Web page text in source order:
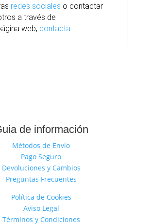
redes sociales o contactar
a través de
web, contacta.
de información
Métodos de Envío
Pago Seguro
Devoluciones y Cambios
Preguntas Frecuentes
Política de Cookies
Aviso Legal
Términos y Condiciones